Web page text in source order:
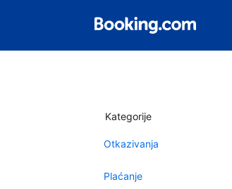
Kategorije
Otkazivanja
Plaćanje